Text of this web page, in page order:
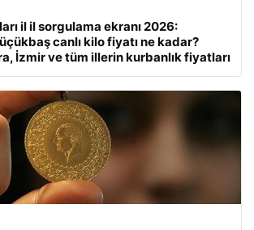
il il sorgulama ekranı 2026:
canlı kilo fiyatı ne kadar?
İzmir ve tüm illerin kurbanlık fiyatları